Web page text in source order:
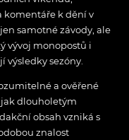
komentáře k dění v
samotné závody, ale
vývoj monopostů i
sezóny.
a ověřené
jak dlouholetým
obsah vzniká s
znalost